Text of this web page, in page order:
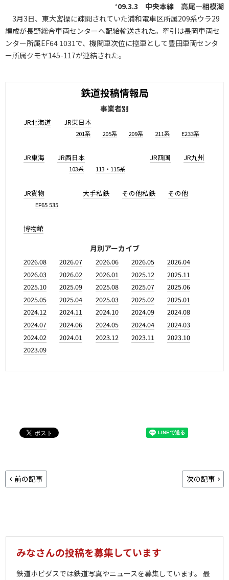
‘09.3.3 中央本線 高尾―相模湖
3月3日、東大宮操に疎開されていた浦和電車区所属209系ウラ29
編成が長野総合車両センターへ配給輸送された。牽引は長岡車両セ
ンター所属EF64 1031で、機関車次位に控車として豊田車両センタ
ー所属クモヤ145-117が連結された。
鉄道投稿情報局
事業者別
JR北海道 JR東日本
201系 205系 209系 211系 E233系
JR東海 JR西日本
103系 113・115系
JR四国 JR九州
JR貨物
EF65 535
大手私鉄 その他私鉄 その他
博物館
月別アーカイブ
2026.08 2026.07 2026.06 2026.05
2026.04
2026.03
2026.02 2026.01 2025.12
2025.11
2025.10
2025.09 2025.08 2025.07
2025.06
2025.05
2025.04 2025.03 2025.02
2025.01
2024.12
2024.11 2024.10 2024.09
2024.08
2024.07
2024.06 2024.05 2024.04
2024.03
2024.02
2024.01 2023.12 2023.11
2023.10
2023.09
前の記事 次の記事
みなさんの投稿を募集しています
鉄道ホビダスでは鉄道写真やニュースを募集しています。 最